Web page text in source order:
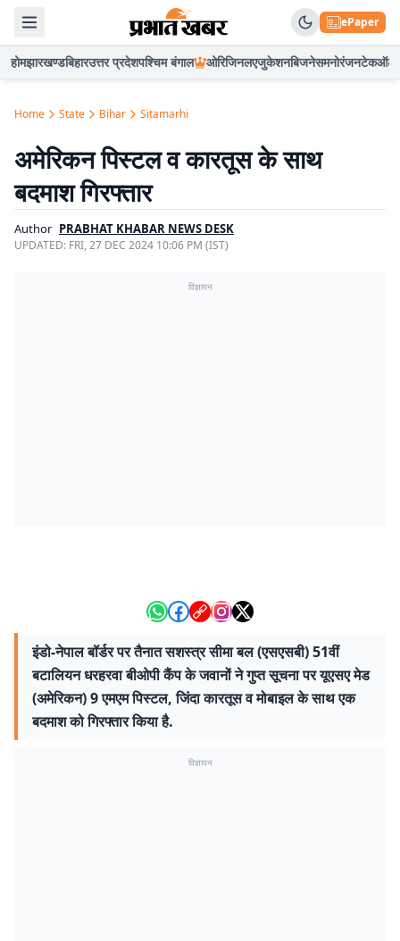
ePaper
होमझारखण्डबिहारउत्तर प्रदेशपश्चिम बंगाल ओरिजिनलएजुकेशनबिजनेसमनोरंजनटेकऑटो
Home State Bihar Sitamarhi
अमेरिकन पिस्टल व कारतूस के साथ
बदमाश गिरफ्तार
Author PRABHAT KHABAR NEWS DESK
UPDATED: FRI, 27 DEC 2024 10:06 PM (IST)
विज्ञापन
इंडो-नेपाल बॉर्डर पर तैनात सशस्त्र सीमा बल (एसएसबी) 51वीं
बटालियन धरहरवा बीओपी कैंप के जवानों ने गुप्त सूचना पर यूएसए मेड
(अमेरिकन) 9 एमएम पिस्टल, जिंदा कारतूस व मोबाइल के साथ एक
बदमाश को गिरफ्तार किया है.
विज्ञापन